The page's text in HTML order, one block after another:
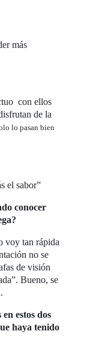
más
con ellos
de la
lo pasan bien
el sabor”
conocer
voy tan rápida
no se
de visión
Bueno, se
estos dos
haya tenido